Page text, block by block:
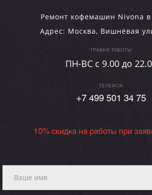
Ремонт кофемашин Nivona
Адрес: Москва, Вишнёвая
ГРАФИК РАБОТЫ
ПН-ВC c 9.00 до
ТЕЛЕФОН
+7 499 501 34 75
10% скидка на работы при